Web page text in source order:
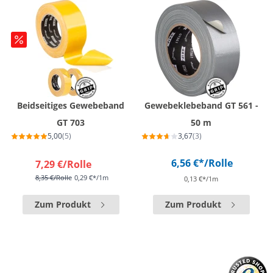
Beidseitiges Gewebeband
GT 703
5,00(5)
7,29 €/Rolle
8,35 €/Rolle 0,29 €*/1m
Zum Produkt
Gewebeklebeband GT 561 -
50 m
3,67(3)
6,56 €*/Rolle
0,13 €*/1m
Zum Produkt